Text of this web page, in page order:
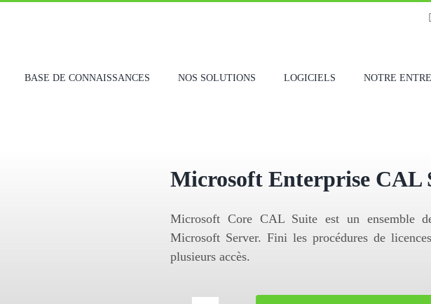
BASE DE CONNAISSANCES NOS SOLUTIONS LOGICIELS NOTRE
Microsoft Enterprise CAL
Microsoft Core CAL Suite est un ensemble
Microsoft Server. Fini les procédures de
plusieurs accès.